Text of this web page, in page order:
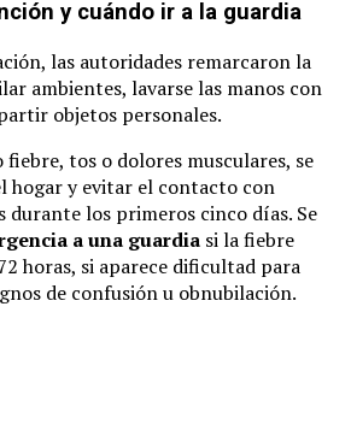
y cuándo ir a la guardia
las autoridades remarcaron la
ambientes, lavarse las manos con
objetos personales.
tos o dolores musculares, se
hogar y evitar el contacto con
durante los primeros cinco días. Se
a una guardia si la fiebre
horas, si aparece dificultad para
de confusión u obnubilación.